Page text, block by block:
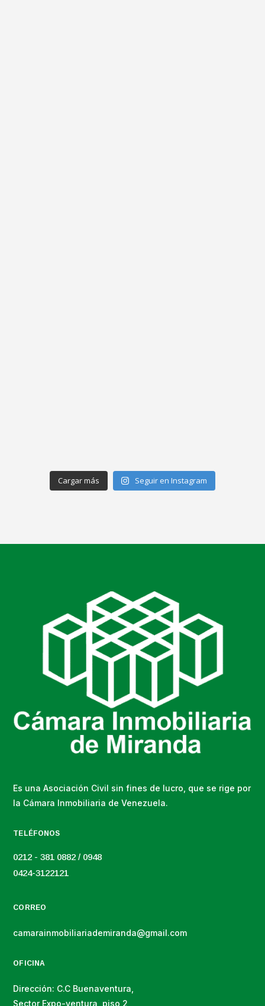
Cargar más Seguir en Instagram
Es una Asociación Civil sin fines de lucro, que se rige por
la Cámara Inmobiliaria de Venezuela.
TELÉFONOS
0212 - 381 0882 / 0948
0424-3122121
CORREO
camarainmobiliariademiranda@gmail.com
OFICINA
Dirección: C.C Buenaventura,
Sector Expo-ventura, piso 2,